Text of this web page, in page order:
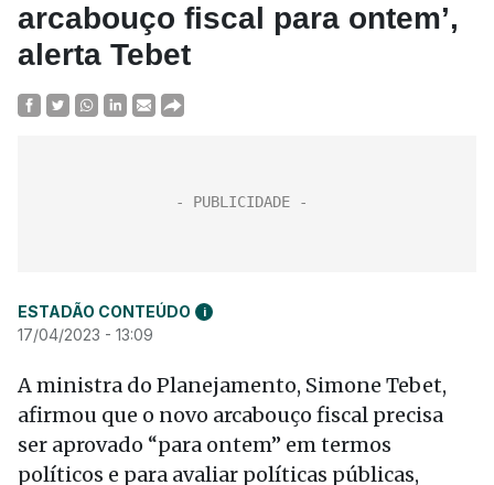
arcabouço fiscal para ontem’,
alerta Tebet
ESTADÃO CONTEÚDO i
17/04/2023 - 13:09
A ministra do Planejamento, Simone Tebet,
afirmou que o novo arcabouço fiscal precisa
ser aprovado “para ontem” em termos
políticos e para avaliar políticas públicas,